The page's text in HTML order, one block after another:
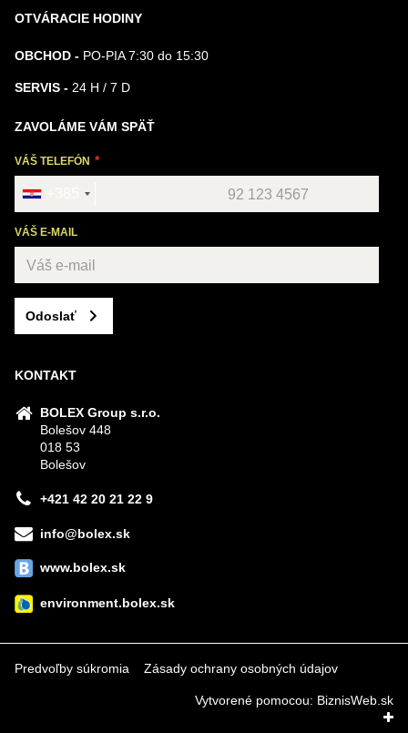
OTVÁRACIE HODINY
OBCHOD - PO-PIA 7:30 do 15:30
SERVIS - 24 H / 7 D
ZAVOLÁME VÁM SPÄŤ
VÁŠ TELEFÓN
VÁŠ E-MAIL
Odoslať
KONTAKT
BOLEX Group s.r.o.
Bolešov 448
018 53
Bolešov
+421 42 20 21 22 9
info@bolex.sk
www.bolex.sk
environment.bolex.sk
Predvoľby súkromia Zásady ochrany osobných údajov
Vytvorené pomocou: BiznisWeb.sk